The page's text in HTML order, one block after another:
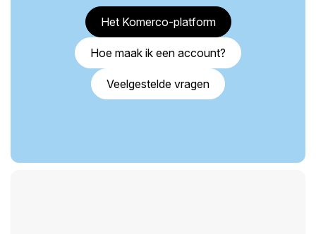
Het Komerco-platform
Hoe maak ik een account?
Veelgestelde vragen